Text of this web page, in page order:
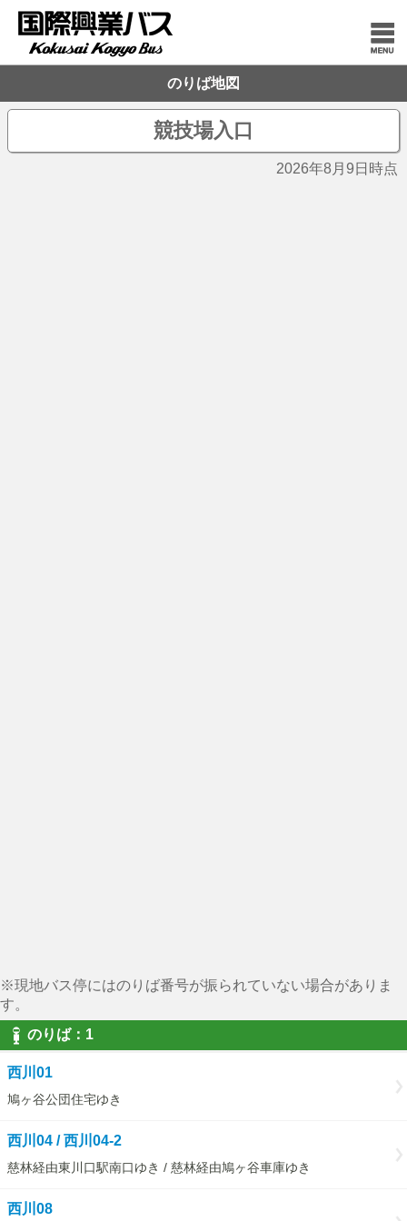
のりば地図
競技場入口
2026年8月9日時点
※現地バス停にはのりば番号が振られていない場合がありま
す。
のりば：1
西川01
鳩ヶ谷公団住宅ゆき
西川04 / 西川04-2
慈林経由東川口駅南口ゆき / 慈林経由鳩ヶ谷車庫ゆき
西川08